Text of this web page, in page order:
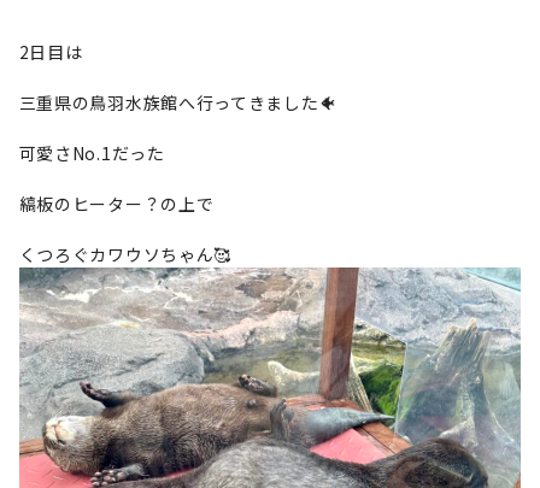
2日目は
三重県の鳥羽水族館へ行ってきました🐠
可愛さNo.1だった
縞板のヒーター？の上で
くつろぐカワウソちゃん🥰